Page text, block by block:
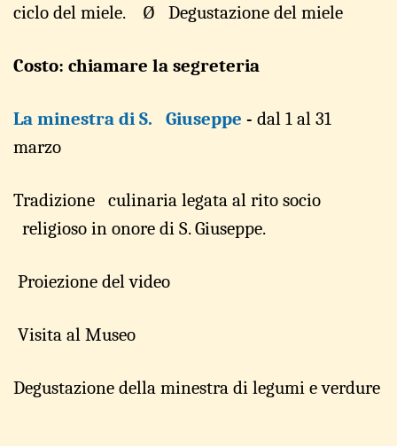
ciclo del miele. Ø Degustazione del miele
Costo: chiamare la segreteria
La minestra di S. Giuseppe - dal 1 al 31
marzo
Tradizione culinaria legata al rito socio
religioso in onore di S. Giuseppe.
Proiezione del video
Visita al Museo
Degustazione della minestra di legumi e verdure